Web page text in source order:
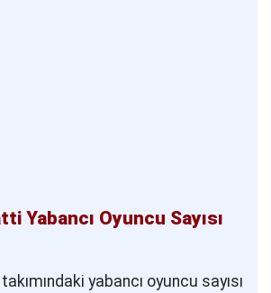
Yabancı Oyuncu Sayısı
yabancı oyuncu sayısı